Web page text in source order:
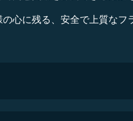
心に残る、安全で上質なフ